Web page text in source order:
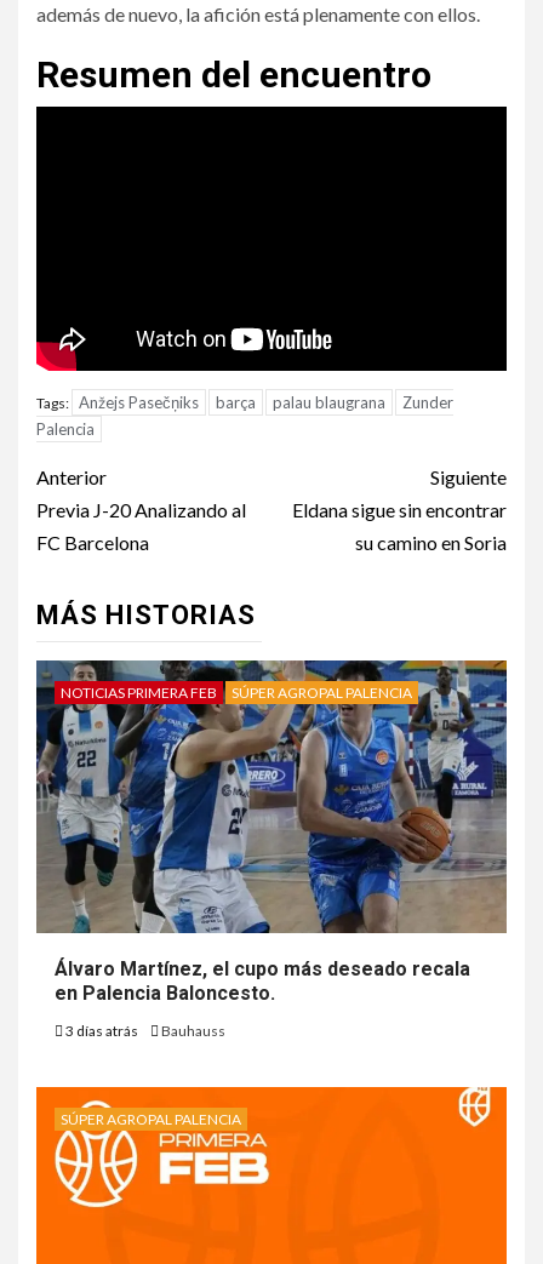
además de nuevo, la afición está plenamente con ellos.
Resumen del encuentro
Tags: Anžejs Pasečņiks barça palau blaugrana
Zunder
Palencia
Anterior
Previa J-20 Analizando al
FC Barcelona
Siguiente
Eldana sigue sin encontrar
su camino en Soria
MÁS HISTORIAS
NOTICIAS PRIMERA FEB SÚPER AGROPAL PALENCIA
Álvaro Martínez, el cupo más deseado recala
en Palencia Baloncesto.
3 días atrás Bauhauss
SÚPER AGROPAL PALENCIA